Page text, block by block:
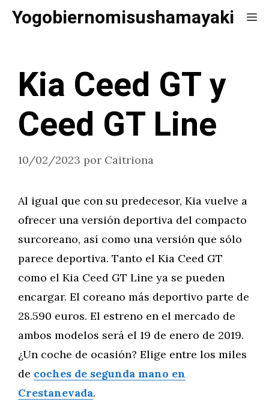
SaltarYogobiernomisushamayaki
Kia Ceed GT y
Ceed GT Line
10/02/2023 por Caitriona
Al igual que con su predecesor, Kia vuelve a
ofrecer una versión deportiva del compacto
surcoreano, así como una versión que sólo
parece deportiva. Tanto el Kia Ceed GT
como el Kia Ceed GT Line ya se pueden
encargar. El coreano más deportivo parte de
28.590 euros. El estreno en el mercado de
ambos modelos será el 19 de enero de 2019.
¿Un coche de ocasión? Elige entre los miles
de coches de segunda mano en
Crestanevada.